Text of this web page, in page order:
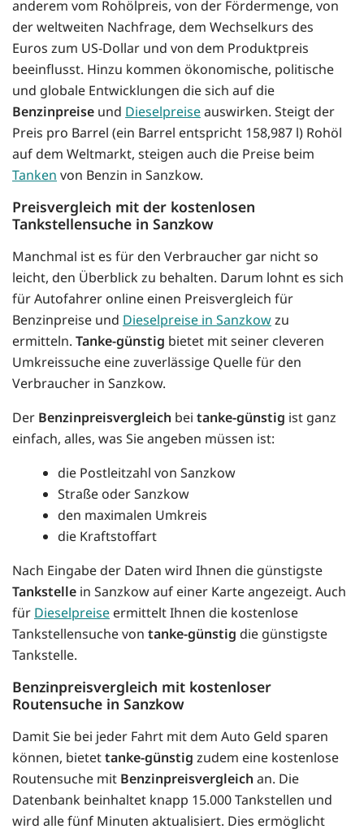
anderem vom Rohölpreis, von der Fördermenge, von
der weltweiten Nachfrage, dem Wechselkurs des
Euros zum US-Dollar und von dem Produktpreis
beeinflusst. Hinzu kommen ökonomische, politische
und globale Entwicklungen die sich auf die
Benzinpreise und Dieselpreiseauswirken. Steigt der
Preis pro Barrel (ein Barrel entspricht 158,987 l) Rohöl
auf dem Weltmarkt, steigen auch die Preise beim
Tanken von Benzin in Sanzkow.
Preisvergleich mit der kostenlosen
Tankstellensuche in Sanzkow
Manchmal ist es für den Verbraucher gar nicht so
leicht, den Überblick zu behalten. Darum lohnt es sich
für Autofahrer online einen Preisvergleich für
Benzinpreise und Dieselpreise in Sanzkowzu
ermitteln. Tanke-günstig bietet mit seiner cleveren
Umkreissuche eine zuverlässige Quelle für den
Verbraucher in Sanzkow.
Der Benzinpreisvergleich bei tanke-günstig ist ganz
einfach, alles, was Sie angeben müssen ist:
die Postleitzahl von Sanzkow
Straße oder Sanzkow
den maximalen Umkreis
die Kraftstoffart
Nach Eingabe der Daten wird Ihnen die günstigste
Tankstelle in Sanzkow auf einer Karte angezeigt. Auch
für Dieselpreise ermittelt Ihnen die kostenlose
Tankstellensuche von tanke-günstig die günstigste
Tankstelle.
Benzinpreisvergleich mit kostenloser
Routensuche in Sanzkow
Damit Sie bei jeder Fahrt mit dem Auto Geld sparen
können, bietettanke-günstig zudem eine kostenlose
Routensuche mit Benzinpreisvergleich an. Die
Datenbank beinhaltet knapp 15.000 Tankstellen und
wird alle fünf Minuten aktualisiert. Dies ermöglicht